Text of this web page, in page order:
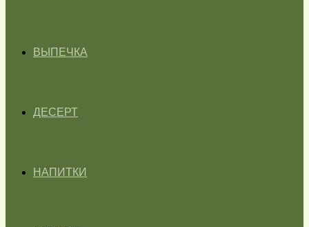
ВЫПЕЧКА
ДЕСЕРТ
НАПИТКИ